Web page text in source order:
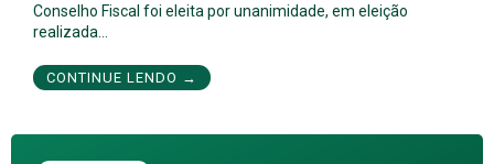
Conselho Fiscal foi eleita por unanimidade, em eleição
realizada…
CONTINUE LENDO →